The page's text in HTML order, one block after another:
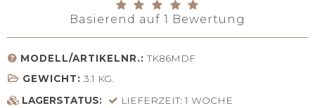
Basierend auf 1 Bewertung
MODELL/ARTIKELNR.: TK86MDF
GEWICHT: 3.1 KG.
LAGERSTATUS:
LIEFERZEIT: 1 WOCHE